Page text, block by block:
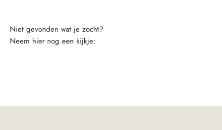
Neem hier nog een kijkje: